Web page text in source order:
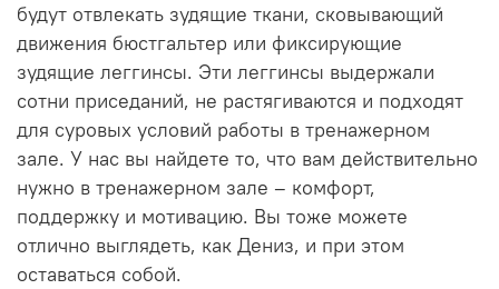
будут отвлекать зудящие ткани, сковывающий
движения бюстгальтер или фиксирующие
зудящие леггинсы. Эти леггинсы выдержали
сотни приседаний, не растягиваются и подходят
для суровых условий работы в тренажерном
зале. У нас вы найдете то, что вам действительно
нужно в тренажерном зале – комфорт,
поддержку и мотивацию. Вы тоже можете
отлично выглядеть, как Дениз, и при этом
оставаться собой.